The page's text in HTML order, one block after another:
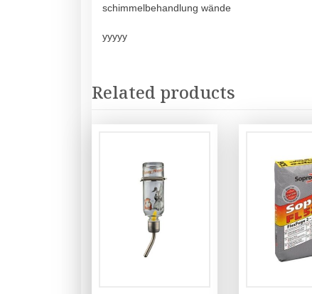
schimmelbehandlung wände
yyyyy
Related products